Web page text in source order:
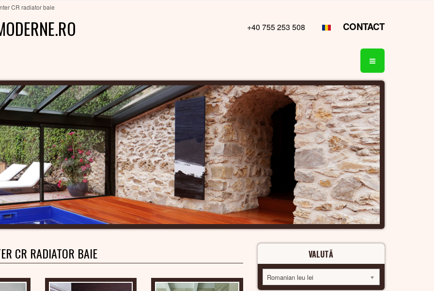
CR radiator baie
+40 755 253 508 CONTACT
CR RADIATOR BAIE VALUTĂ
Romanian leu lei